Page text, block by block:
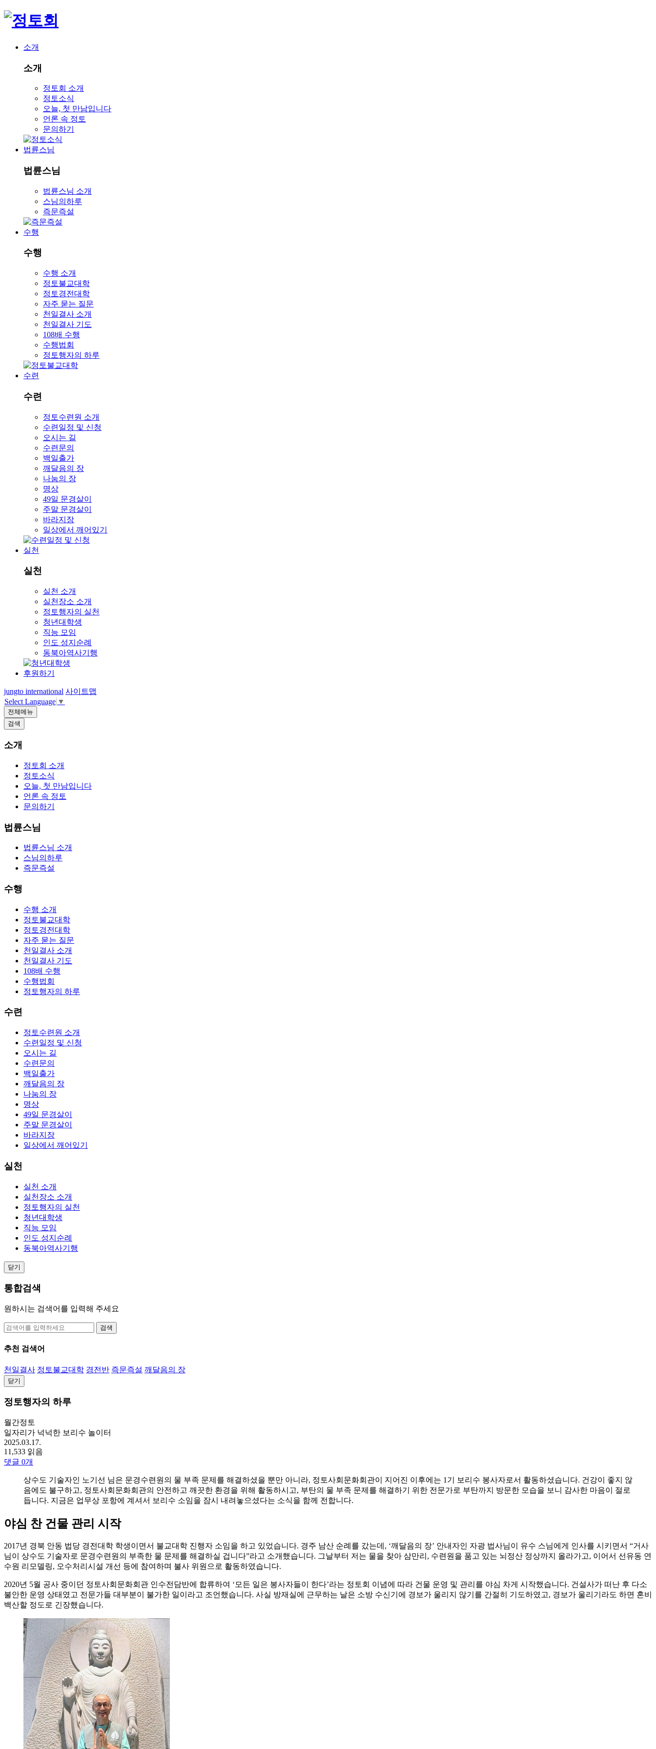
소개
소개
정토회 소개
정토소식
오늘, 첫 만남입니다
언론 속 정토
문의하기
법륜스님
법륜스님
법륜스님 소개
스님의하루
즉문즉설
수행
수행
수행 소개
정토불교대학
정토경전대학
자주 묻는 질문
천일결사 소개
천일결사 기도
108배 수행
수행법회
정토행자의 하루
수련
수련
정토수련원 소개
수련일정 및 신청
오시는 길
수련문의
백일출가
깨달음의 장
나눔의 장
명상
49일 문경살이
주말 문경살이
바라지장
일상에서 깨어있기
실천
실천
실천 소개
실천장소 소개
정토행자의 실천
청년대학생
직능 모임
인도 성지순례
동북아역사기행
후원하기
jungto international 사이트맵
Select Language ▼
전체메뉴
검색
소개
정토회 소개
정토소식
오늘, 첫 만남입니다
언론 속 정토
문의하기
법륜스님
법륜스님 소개
스님의하루
즉문즉설
수행
수행 소개
정토불교대학
정토경전대학
자주 묻는 질문
천일결사 소개
천일결사 기도
108배 수행
수행법회
정토행자의 하루
수련
정토수련원 소개
수련일정 및 신청
오시는 길
수련문의
백일출가
깨달음의 장
나눔의 장
명상
49일 문경살이
주말 문경살이
바라지장
일상에서 깨어있기
실천
실천 소개
실천장소 소개
정토행자의 실천
청년대학생
직능 모임
인도 성지순례
동북아역사기행
닫기
통합검색
원하시는 검색어를 입력해 주세요
검색
추천 검색어
천일결사 정토불교대학 경전반 즉문즉설 깨달음의 장
닫기
정토행자의 하루
월간정토
일자리가 넉넉한 보리수 놀이터
2025.03.17.
11,533 읽음
댓글 0개
상수도 기술자인 노기선 님은 문경수련원의 물 부족 문제를 해결하셨을 뿐만 아니라, 정토사회문화회관이 지어진 이후에는 1기 보리수 봉사자로서 활동하셨습니다. 건강이 좋지 않
음에도 불구하고, 정토사회문화회관의 안전하고 깨끗한 환경을 위해 활동하시고, 부탄의 물 부족 문제를 해결하기 위한 전문가로 부탄까지 방문한 모습을 보니 감사한 마음이 절로
듭니다. 지금은 업무상 포항에 계셔서 보리수 소임을 잠시 내려놓으셨다는 소식을 함께 전합니다.
야심 찬 건물 관리 시작
2017년 경북 안동 법당 경전대학 학생이면서 불교대학 진행자 소임을 하고 있었습니다. 경주 남산 순례를 갔는데, ‘깨달음의 장’ 안내자인 자광 법사님이 유수 스님에게 인사를 시키면서 “거사
님이 상수도 기술자로 문경수련원의 부족한 물 문제를 해결하실 겁니다”라고 소개했습니다. 그날부터 저는 물을 찾아 삼만리, 수련원을 품고 있는 뇌정산 정상까지 올라가고, 이어서 선유동 연
수원 리모델링, 오수처리시설 개선 등에 참여하며 불사 위원으로 활동하였습니다.
2020년 5월 공사 중이던 정토사회문화회관 인수전담반에 합류하여 ‘모든 일은 봉사자들이 한다’라는 정토회 이념에 따라 건물 운영 및 관리를 야심 차게 시작했습니다. 건설사가 떠난 후 다소
불안한 운영 상태였고 전문가들 대부분이 불가한 일이라고 조언했습니다. 사실 방재실에 근무하는 날은 소방 수신기에 경보가 울리지 않기를 간절히 기도하였고, 경보가 울리기라도 하면 혼비
백산할 정도로 긴장했습니다.